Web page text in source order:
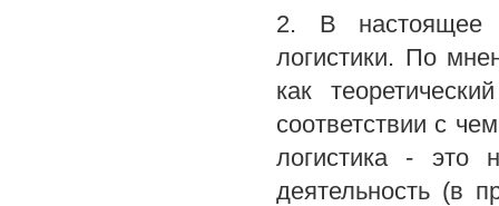
2. В настоящее
логистики. По
как
соответствии с
логистика - это
деятельность (в